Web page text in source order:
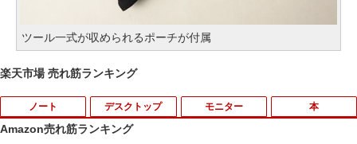
ツール一式が収められるポーチが付属
楽天市場 売れ筋ランキング
ノート デスクトップ モニター 本
Amazon売れ筋ランキング